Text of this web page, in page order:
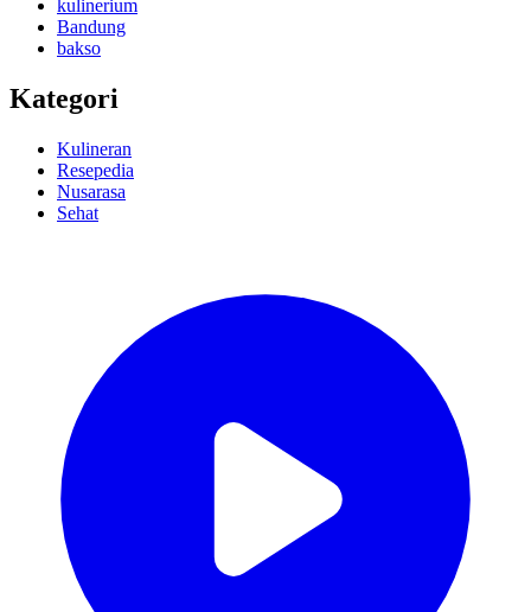
kulinerium
Bandung
bakso
Kategori
Kulineran
Resepedia
Nusarasa
Sehat